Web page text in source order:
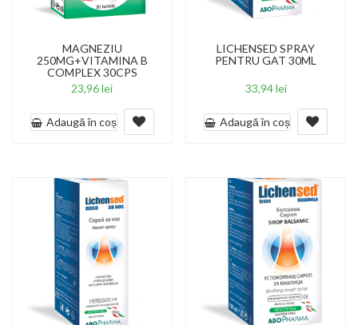
MAGNEZIU
250MG+VITAMINA B
COMPLEX 30CPS
23,96lei
Adaugă în coș
LICHENSED SPRAY
PENTRU GAT 30ML
33,94lei
Adaugă în coș